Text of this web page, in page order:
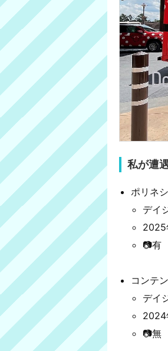
私が遭
ポリネ
デイ
2025
📷有
コンテ
デイ
2024
📷無